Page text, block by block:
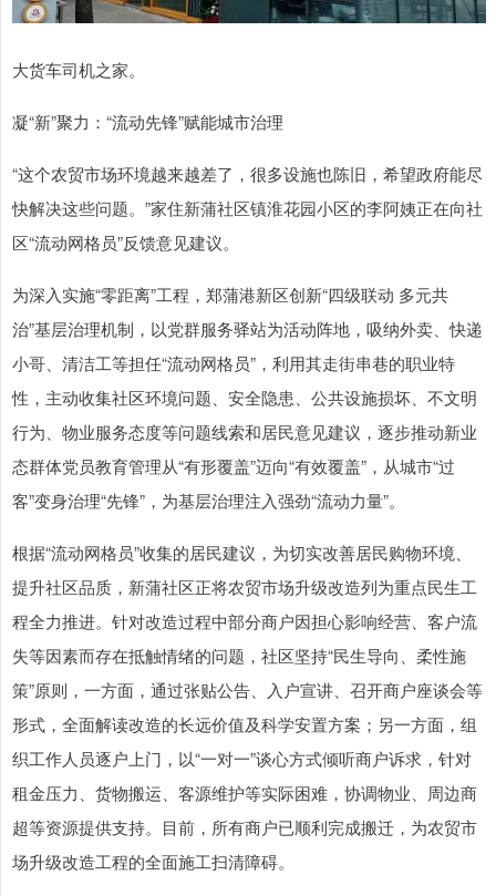
大货车司机之家。
凝“新”聚力：“流动先锋”赋能城市治理
“这个农贸市场环境越来越差了，很多设施也陈旧，希望政府能尽
快解决这些问题。”家住新蒲社区镇淮花园小区的李阿姨正在向社
区“流动网格员”反馈意见建议。
为深入实施“零距离”工程，郑蒲港新区创新“四级联动 多元共
治”基层治理机制，以党群服务驿站为活动阵地，吸纳外卖、快递
小哥、清洁工等担任“流动网格员”，利用其走街串巷的职业特
性，主动收集社区环境问题、安全隐患、公共设施损坏、不文明
行为、物业服务态度等问题线索和居民意见建议，逐步推动新业
态群体党员教育管理从“有形覆盖”迈向“有效覆盖”，从城市“过
客”变身治理“先锋”，为基层治理注入强劲“流动力量”。
根据“流动网格员”收集的居民建议，为切实改善居民购物环境、
提升社区品质，新蒲社区正将农贸市场升级改造列为重点民生工
程全力推进。针对改造过程中部分商户因担心影响经营、客户流
失等因素而存在抵触情绪的问题，社区坚持“民生导向、柔性施
策”原则，一方面，通过张贴公告、入户宣讲、召开商户座谈会等
形式，全面解读改造的长远价值及科学安置方案；另一方面，组
织工作人员逐户上门，以“一对一”谈心方式倾听商户诉求，针对
租金压力、货物搬运、客源维护等实际困难，协调物业、周边商
超等资源提供支持。目前，所有商户已顺利完成搬迁，为农贸市
场升级改造工程的全面施工扫清障碍。